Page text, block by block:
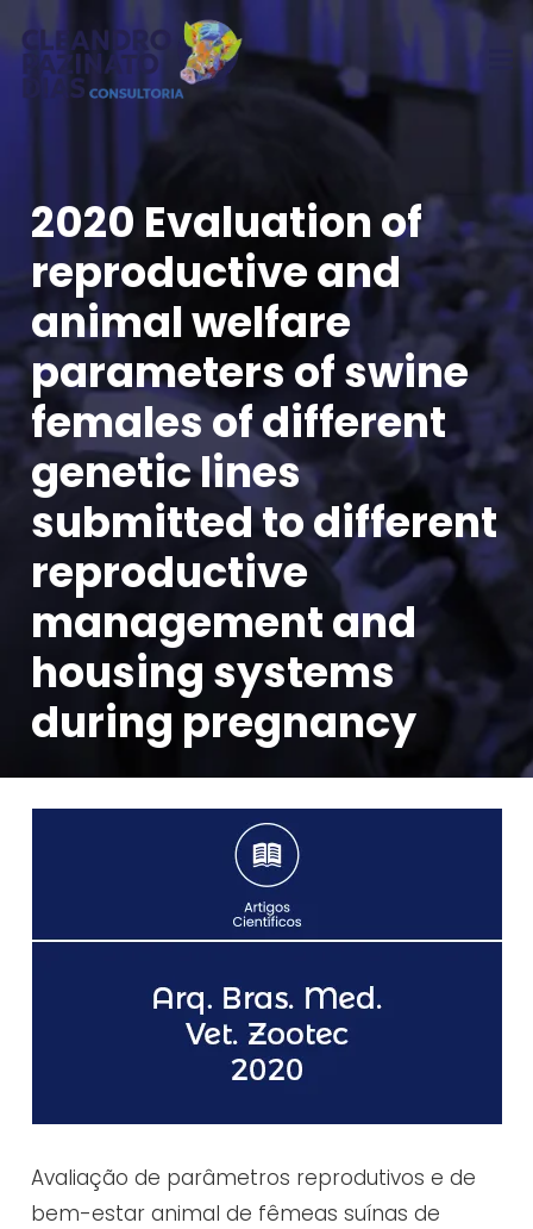
2020 Evaluation of
reproductive and
animal welfare
parameters of swine
females of different
genetic lines
submitted to different
reproductive
management and
housing systems
during pregnancy
Avaliação de parâmetros reprodutivos e de
bem-estar animal de fêmeas suínas de